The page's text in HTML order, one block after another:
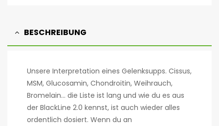
BESCHREIBUNG
Unsere Interpretation eines Gelenksupps. Cissus,
MSM, Glucosamin, Chondroitin, Weihrauch,
Bromelain… die Liste ist lang und wie du es aus
der BlackLine 2.0 kennst, ist auch wieder alles
ordentlich dosiert. Wenn du an